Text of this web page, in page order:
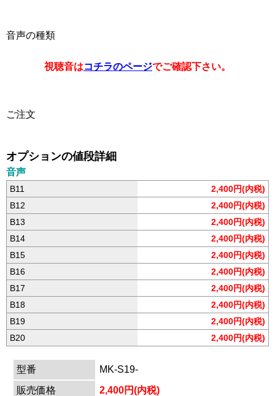
音声の種類
視聴音はコチラのページでご確認下さい。
ご注文
オプションの値段詳細
音声
B11
2,400円(内税)
B12
2,400円(内税)
B13
2,400円(内税)
B14
2,400円(内税)
B15
2,400円(内税)
B16
2,400円(内税)
B17
2,400円(内税)
B18
2,400円(内税)
B19
2,400円(内税)
B20
2,400円(内税)
型番
MK-S19-
販売価格
2,400円(内税)